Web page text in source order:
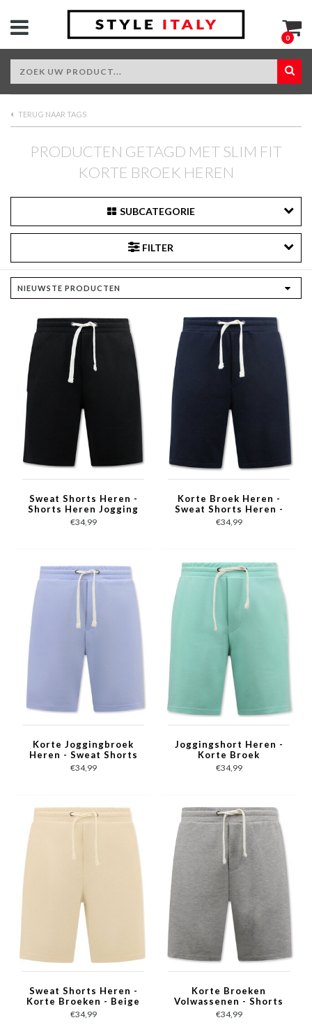
0
TERUG NAAR TAGS
PRODUCTEN GETAGD MET SLIM FIT
KORTE BROEK HEREN
SUBCATEGORIE
FILTER
Sweat Shorts Heren -
Shorts Heren Jogging
- Zwart
€34,99
Korte Broek Heren -
Sweat Shorts Heren -
Donker Blauw
€34,99
Korte Joggingbroek
Heren - Sweat Shorts
met Zakken - Licht
Blauw
€34,99
Joggingshort Heren -
Korte Broek
Volwassenen - Mint
Groen
€34,99
Sweat Shorts Heren -
Korte Broeken - Beige
€34,99
Korte Broeken
Volwassenen - Shorts
Heren Jogging - Grijs
€34,99